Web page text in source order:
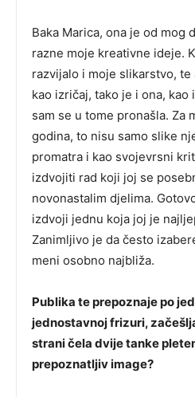
Baka Marica, ona je od mog
razne moje kreativne ideje.
razvijalo i moje slikarstvo,
kao izričaj, tako je i ona,
sam se u tome pronašla. Za
godina, to nisu samo slike
promatra i kao svojevrsni
izdvojiti rad koji joj se
novonastalim djelima.
izdvoji jednu koja joj je
Zanimljivo je da često
meni osobno najbliža.
Publika te prepoznaje po
jednostavnoj frizuri,
strani čela dvije tanke
prepoznatljiv image?